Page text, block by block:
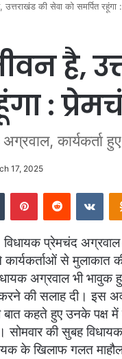
की सेवा को समर्पित रहूंगा
है,
:
कार्यकर्ता
17, 2025
Tumblr PinterestReddit
प्रेमचंद
से मुलाकात
अग्रवाल भी भावुक
की सलाह दी। इस
कहते हुए उनके पक्ष
की सुबह
के खिलाफ गलत